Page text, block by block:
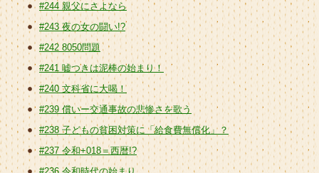
#244 親父にさよなら
#243 夜の女の闘い!?
#242 8050問題
#241 嘘つきは泥棒の始まり！
#240 文科省に大喝！
#239 償いー交通事故の悲惨さを歌う
#238 子どもの貧困対策に「給食費無償化」？
#237 令和+018＝西暦!?